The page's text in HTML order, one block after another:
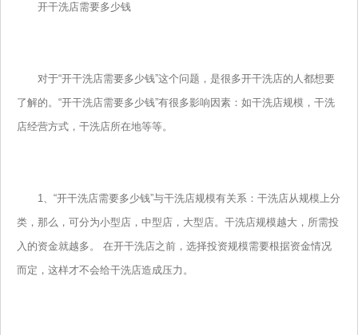
开干洗店需要多少钱
对于“开干洗店需要多少钱”这个问题，是很多开干洗店的人都想要
了解的。“开干洗店需要多少钱”有很多影响因素：如干洗店规模，干洗
店经营方式，干洗店所在地等等。
1、“开干洗店需要多少钱”与干洗店规模有关系：干洗店从规模上分
类，那么，可分为小型店，中型店，大型店。干洗店规模越大，所需投
入的资金就越多。 在开干洗店之前，选择投资规模需要根据资金情况
而定，这样才不会给干洗店造成压力。